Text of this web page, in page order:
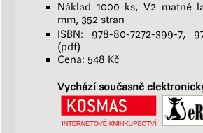
Náklad 1000 ks, V2 matné
mm, 352 stran
ISBN: 978-80-7272-399-7,
(pdf)
Cena: 548 Kč
Vychází současně